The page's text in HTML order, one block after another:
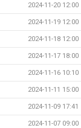
2024-11-20 12:00
2024-11-19 12:00
2024-11-18 12:00
2024-11-17 18:00
2024-11-16 10:10
2024-11-11 15:00
2024-11-09 17:41
2024-11-07 09:00